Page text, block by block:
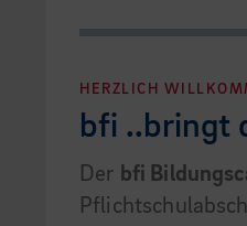
HERZLICH
bfi ..bringt
Der bfi